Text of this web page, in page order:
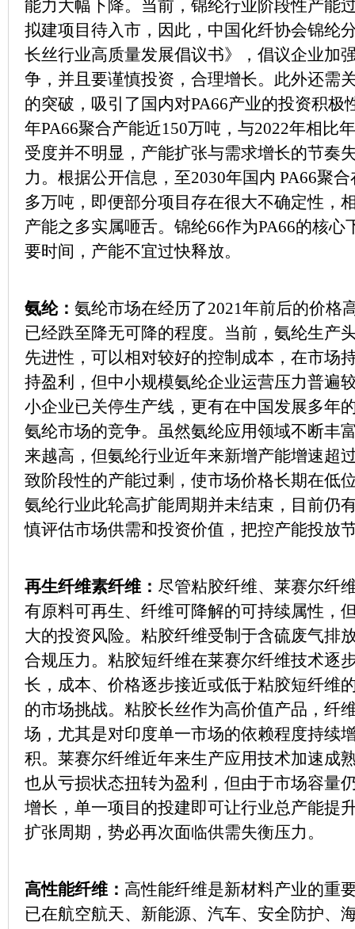
能力大幅下降。当前，锦纶行业阶段性产能
拟建项目待入市，因此，中国化纤协会锦纶
长丝行业高质量发展倡议书》，倡议企业加
争，并且要谨慎投资，合理增长。此外还需
的突破，吸引了国内对PA66产业的投资积极
年PA66聚合产能近150万吨，与2022年相比
受度并不明显，产能扩张与需求增长的节奏
力。根据公开信息，至2030年国内 PA66聚
多万吨，即便部分项目存在很大不确定性，
产能之多实属咂舌。锦纶66作为PA66的核
要时间，产能不宜过快释放。
氨纶： 氨纶市场在经历了2021年前后的价格
已经跌至降无可降的程度。当前，氨纶生产
先进性，可以相对较好的控制成本，在市场
持盈利，但中小规模氨纶企业运营压力普遍
小企业已关停生产线，更有在中国发展多年
氨纶市场的竞争。虽然氨纶应用领域不断丰
来越高，但氨纶行业近年来新增产能增速超
致阶段性的产能过剩，使市场价格长期在低
氨纶行业此轮高扩能周期并未结束，目前仍
慎评估市场供需和投资价值，把控产能投放
再生纤维素纤维： 尽管粘胶纤维、莱赛尔纤
有原料可再生、纤维可降解的可持续属性，
大的投资风险。粘胶纤维受制于含硫废气排
合规压力。粘胶短纤维在莱赛尔纤维技术逐
长，成本、价格逐步接近或低于粘胶短纤维
的市场挑战。粘胶长丝作为高价值产品，纤
场，尤其是对印度单一市场的依赖程度持续
积。莱赛尔纤维近年来生产应用技术加速成
也从亏损状态扭转为盈利，但由于市场容量
增长，单一项目的投建即可让行业总产能提
扩张周期，势必再次面临供需失衡压力。
高性能纤维： 高性能纤维是新材料产业的重
已在航空航天、新能源、汽车、安全防护、